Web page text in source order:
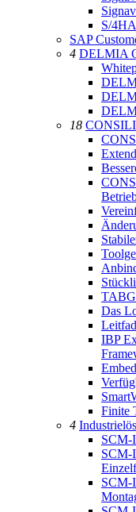
S/
SAP
4 DELMIA
18
Das
IBP
Finite
4
SCM-
SCM-
SCM-